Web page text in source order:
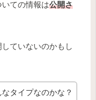
ての情報は公開さ
ていないのかもし
タイプなのかな？